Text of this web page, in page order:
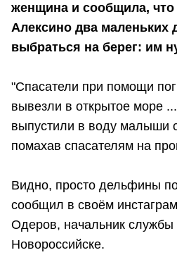
женщина и сообщила, что
Алексино два
выбраться на берег: им
"Спасатели при помощи
вывезли в открытое море
выпустили в воду малыши
помахав спасателям на
Видно, просто дельфины
сообщил в своём
Одеров, начальник службы
Новороссийске.